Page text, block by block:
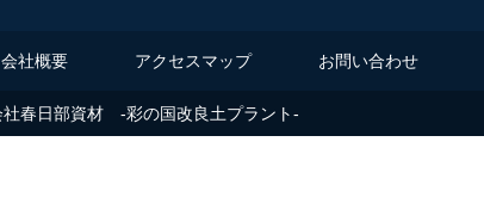
会社概要 アクセスマップ お問い合わせ
春日部資材 -彩の国改良土プラント-